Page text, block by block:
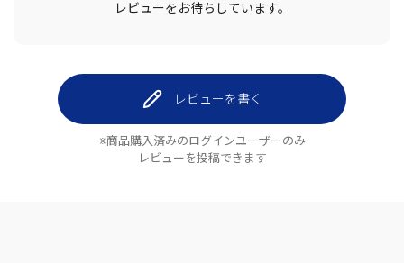
レビューをお待ちしています。
レビューを書く
※商品購入済みのログインユーザーのみ
レビューを投稿できます